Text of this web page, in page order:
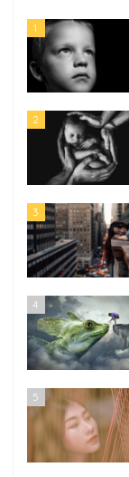
1
2
3
4
5